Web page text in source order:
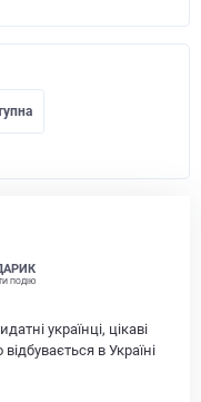
ПОДІЮ
українці, цікаві
в Україні